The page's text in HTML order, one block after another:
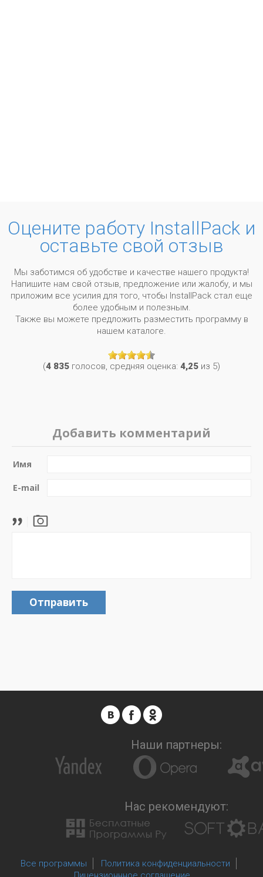
Оцените работу InstallPack и
оставьте свой отзыв
Мы заботимся об удобстве и качестве нашего продукта!
Напишите нам свой отзыв, предложение или жалобу, и мы
приложим все усилия для того, чтобы InstallPack стал еще
более удобным и полезным.
Также вы можете предложить разместить программу в
нашем каталоге.
(4 835 голосов, средняя оценка: 4,25 из 5)
Добавить комментарий
Имя
E-mail
Отправить
Наши партнеры:
Нас рекомендуют:
Все программы
Политика конфиденциальности